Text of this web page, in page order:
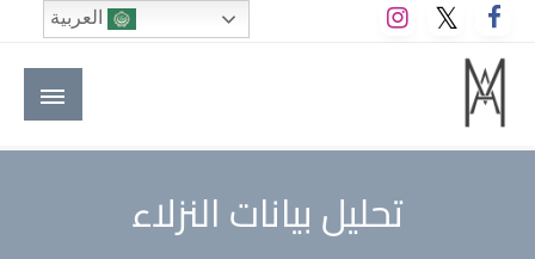
التخطي
إلى
المحتوى
M A hotels | إم ايه هوتيلز
الموقع الأول للعاملين في الفنادق في العالم العربي
تحليل بيانات النزلاء
العربية